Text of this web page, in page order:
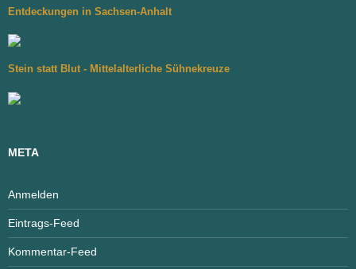
Entdeckungen in Sachsen-Anhalt
Stein statt Blut - Mittelalterliche Sühnekreuze
META
Anmelden
Eintrags-Feed
Kommentar-Feed